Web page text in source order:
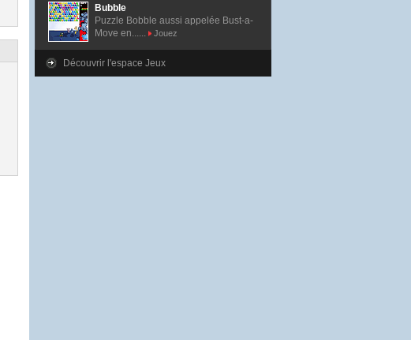
Bubble
Puzzle Bobble aussi appelée Bust-a-
Move en......
Jouez
Découvrir l'espace Jeux